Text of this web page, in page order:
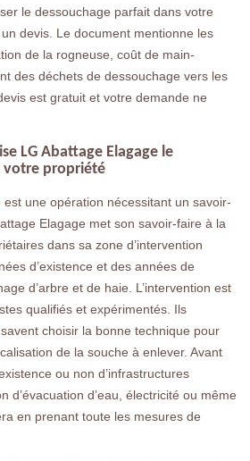
le dessouchage parfait dans votre
devis. Le document mentionne les
de la rogneuse, coût de main-
des déchets de dessouchage vers les
est gratuit et votre demande ne
LG Abattage Elagage le
votre propriété
est une opération nécessitant un savoir-
Elagage met son savoir-faire à la
dans sa zone d’intervention
d’existence et des années de
d’arbre et de haie. L’intervention est
qualifiés et expérimentés. Ils
choisir la bonne technique pour
de la souche à enlever. Avant
ou non d’infrastructures
d’évacuation d’eau, électricité ou même
en prenant toute les mesures de